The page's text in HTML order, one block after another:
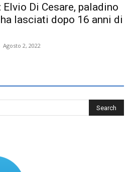
Elvio Di Cesare, paladino
lasciati dopo 16 anni di
Agosto 2, 2022